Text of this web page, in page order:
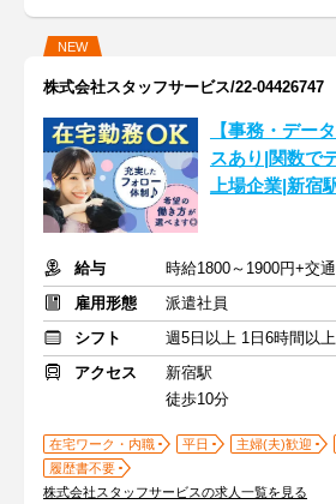
NEW
株式会社スタッフサービス/22-04426747
【事務・デー
スあり|関数で
上場企業|新宿
給与
時給1800～1900円+交
雇用形態
派遣社員
シフト
週5日以上 1日6時間以上
アクセス
新宿駅
徒歩10分
在宅ワーク・内職 平日 主婦(夫)歓迎
履歴書不要
株式会社スタッフサービスの求人一覧を見る